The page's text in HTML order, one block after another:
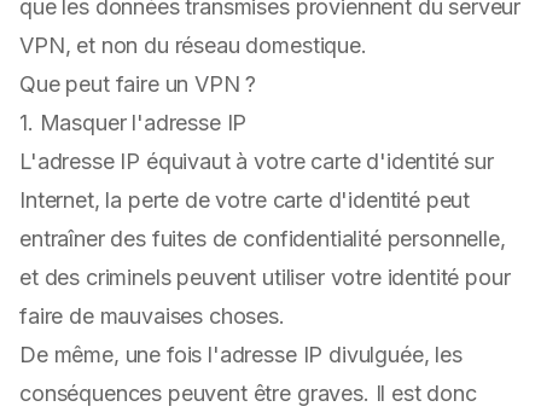
que les données transmises proviennent du serveur
VPN, et non du réseau domestique.
Que peut faire un VPN ?
1. Masquer l'adresse IP
L'adresse IP équivaut à votre carte d'identité sur
Internet, la perte de votre carte d'identité peut
entraîner des fuites de confidentialité personnelle,
et des criminels peuvent utiliser votre identité pour
faire de mauvaises choses.
De même, une fois l'adresse IP divulguée, les
conséquences peuvent être graves. Il est donc